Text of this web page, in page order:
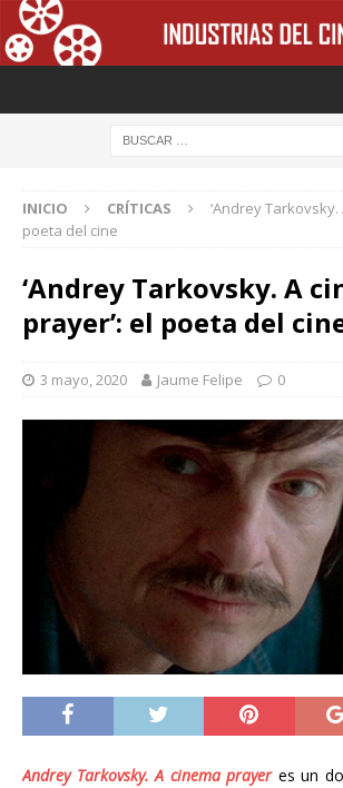
INICIO CRÍTICAS
‘Andrey
poeta del cine
‘Andrey Tarkovsky. A
prayer’: el poeta del
3 mayo, 2020 Jaume Felipe 0
Andrey Tarkovsky. A cinema prayeres un